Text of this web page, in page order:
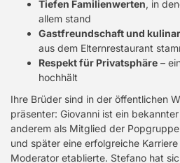
Tiefen Familienwerten, in
allem stand
Gastfreundschaft und
aus dem Elternrestaurant
Respekt für Privatsphäre –
hochhält
Ihre Brüder sind in der öffentlichen
präsenter: Giovanni ist ein
anderem als Mitglied der
und später eine erfolgreiche
Moderator etablierte. Stefano hat